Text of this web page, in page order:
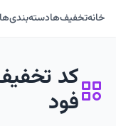
خانهتخفیف‌هادسته‌بندی‌ها
کد
فود